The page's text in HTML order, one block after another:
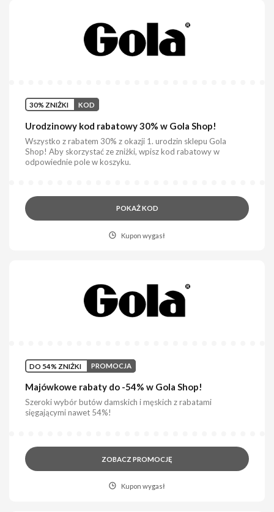
30% ZNIŻKI KOD
Urodzinowy kod rabatowy 30% w Gola Shop!
Wszystko z rabatem 30% z okazji 1. urodzin sklepu Gola
Shop! Aby skorzystać ze zniżki, wpisz kod rabatowy w
odpowiednie pole w koszyku.
POKAŻ KOD
Kupon wygasł
DO 54% ZNIŻKI PROMOCJA
Majówkowe rabaty do -54% w Gola Shop!
Szeroki wybór butów damskich i męskich z rabatami
sięgającymi nawet 54%!
ZOBACZ PROMOCJĘ
Kupon wygasł